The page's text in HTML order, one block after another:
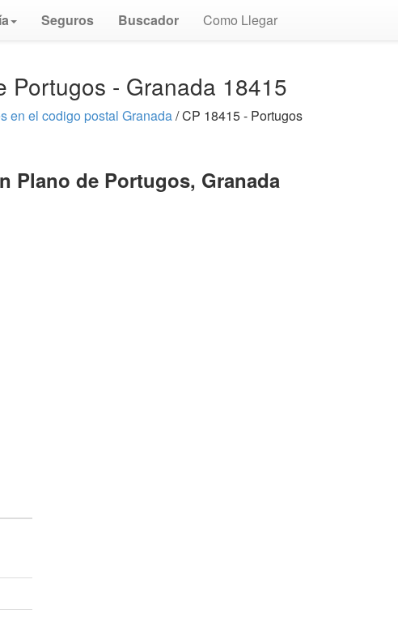
Seguros Buscador Como Llegar
Portugos - Granada 18415
en el codigo postal Granada/ CP 18415 - Portugos
Plano de Portugos, Granada